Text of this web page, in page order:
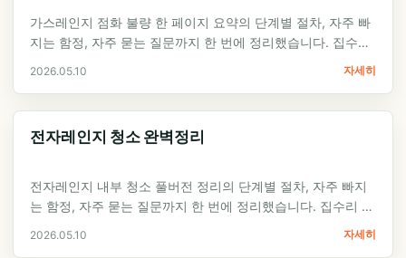
가스레인지 점화 불량 한 페이지 요약의 단계별 절차, 자주 빠
지는 함정, 자주 묻는 질문까지 한 번에 정리했습니다. 집수리
2026.05.10 자세히
전자레인지 청소 완벽정리
전자레인지 내부 청소 풀버전 정리의 단계별 절차, 자주 빠지
는 함정, 자주 묻는 질문까지 한 번에 정리했습니다. 집수리 셀
2026.05.10 자세히